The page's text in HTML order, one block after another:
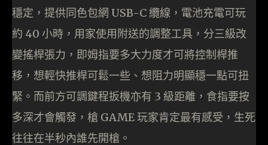
穩定，提供同色包網 USB-C 纜線，電池充電可玩
約 40 小時，用家使用附送的調整工具，分三級改
變搖桿張力，即姆指要多大力度才可將控制桿推
移，想輕快推桿可鬆一些、想阻力明顯穩一點可扭
緊。而前方可調鍵程扳機亦有 3 級距離，食指要按
多深才會觸發，槍 GAME 玩家肯定最有感受，生死
往往在半秒內誰先開槍。